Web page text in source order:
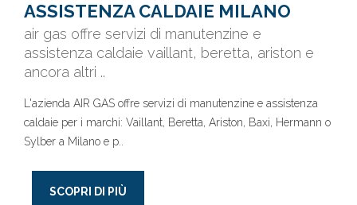
ASSISTENZA CALDAIE MILANO
air gas offre servizi di manutenzine e
assistenza caldaie vaillant, beretta, ariston e
ancora altri ..
L'azienda AIR GAS offre servizi di manutenzine e assistenza
caldaie per i marchi: Vaillant, Beretta, Ariston, Baxi, Hermann o
Sylber a Milano e p..
SCOPRI DI PIÙ